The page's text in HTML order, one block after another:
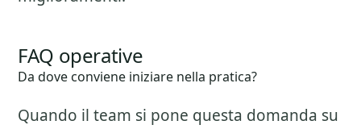
FAQ operative
Da dove conviene iniziare nella pratica?
Quando il team si pone questa domanda su